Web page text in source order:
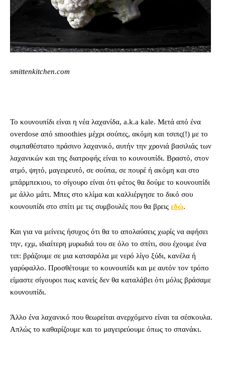
smittenkitchen.com
Το κουνουπίδι είναι η νέα λαχανίδα, a.k.a kale. Mετά από ένα
overdose από smoothies μέχρι σούπες, ακόμη και τσιπς(!) με το
συμπαθέστατο πράσινο λαχανικό, αυτήν την χρονιά βασιλιάς των
λαχανικών και της διατροφής είναι το κουνουπίδι. Βραστό, στον
ατμό, ψητό, μαγειρευτό, σε σούπα, σε πουρέ ή ακόμη και στο
μπάρμπεκιου, το σίγουρο είναι ότι φέτος θα δούμε το κουνουπίδι
με άλλο μάτι. Μπες στο κλίμα και καλλιέργησε το δικό σου
κουνουπίδι στο σπίτι με τις συμβουλές που θα βρεις εδώ.
Και για να μείνεις ήσυχος ότι θα το απολαύσεις χωρίς να αφήσει
την, εχμ, ιδιαίτερη μυρωδιά του σε όλο το σπίτι, σου έχουμε ένα
τιπ: βράζουμε σε μια κατσαρόλα με νερό λίγο ξύδι, κανέλα ή
γαρύφαλλο. Προσθέτουμε το κουνουπίδι και με αυτόν τον τρόπο
είμαστε σίγουροι πως κανείς δεν θα καταλάβει ότι μόλις βράσαμε
κουνουπίδι.
Άλλο ένα λαχανικό που θεωρείται ανερχόμενο είναι τα σέσκουλα.
Απλώς το καθαρίζουμε και το μαγειρεύουμε όπως το σπανάκι.